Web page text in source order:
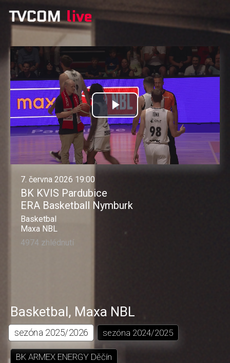
Přehrát
video
7. června 2026 19:00
BK KVIS Pardubice
ERA Basketball Nymburk
Basketbal
Maxa NBL
4974 zhlédnutí
Basketbal, Maxa NBL
sezóna 2025/2026 sezóna 2024/2025
BK ARMEX ENERGY Děčín